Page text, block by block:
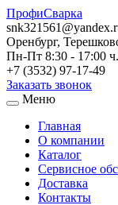
ПрофиСварка
Оренбург,
Пн-Пт 8:30 - 17:00 ч.
+7 (3532) 97-17-49
Заказать звонок
Меню
Главная
О компании
Каталог
Сервисное
Доставка
Контакты